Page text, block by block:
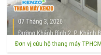
Đơn vị cứu hộ thang máy